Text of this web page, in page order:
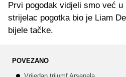
Prvi pogodak vidjeli smo već
strijelac pogotka bio je Liam
bijele tačke.
POVEZANO